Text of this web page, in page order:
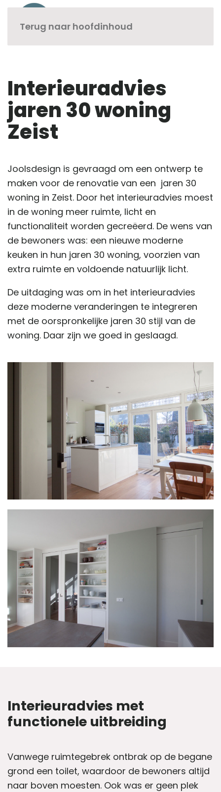
Terug naar hoofdinhoud
Interieuradvies
jaren 30 woning
Zeist
Joolsdesign is gevraagd om een ontwerp te
maken voor de renovatie van een jaren 30
woning in Zeist. Door het interieuradvies moest
in de woning meer ruimte, licht en
functionaliteit worden gecreëerd. De wens van
de bewoners was: een nieuwe moderne
keuken in hun jaren 30 woning, voorzien van
extra ruimte en voldoende natuurlijk licht.
De uitdaging was om in het interieuradvies
deze moderne veranderingen te integreren
met de oorspronkelijke jaren 30 stijl van de
woning. Daar zijn we goed in geslaagd.
Interieuradvies met
functionele uitbreiding
Vanwege ruimtegebrek ontbrak op de begane
grond een toilet, waardoor de bewoners altijd
naar boven moesten. Ook was er geen plek